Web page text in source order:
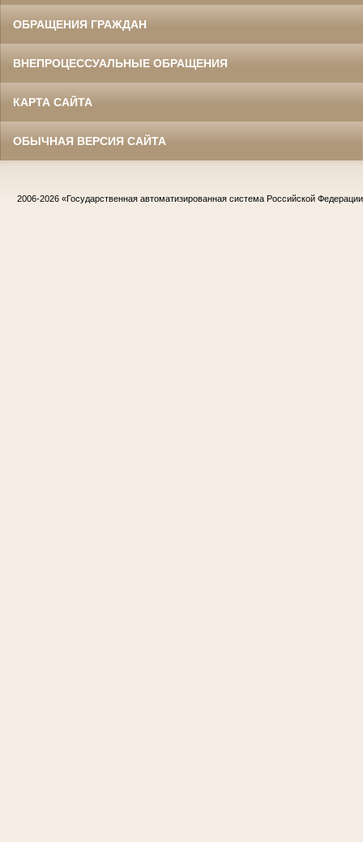
ОБРАЩЕНИЯ ГРАЖДАН
ВНЕПРОЦЕССУАЛЬНЫЕ ОБРАЩЕНИЯ
КАРТА САЙТА
ОБЫЧНАЯ ВЕРСИЯ САЙТА
2006-2026 «Государственная автоматизированная система Российской